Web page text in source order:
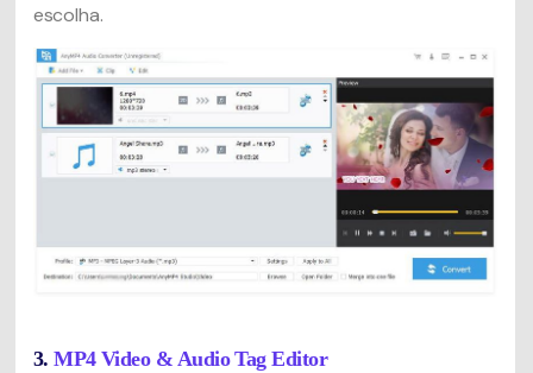
escolha.
3.MP4 Video & Audio Tag Editor